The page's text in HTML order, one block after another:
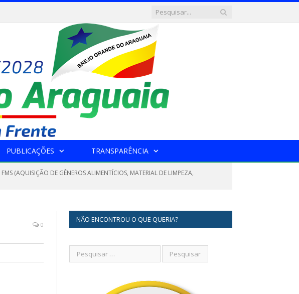
PUBLICAÇÕES TRANSPARÊNCIA
(AQUISIÇÃO DE GÊNEROS ALIMENTÍCIOS, MATERIAL DE LIMPEZA,
0
NÃO ENCONTROU O QUE QUERIA?